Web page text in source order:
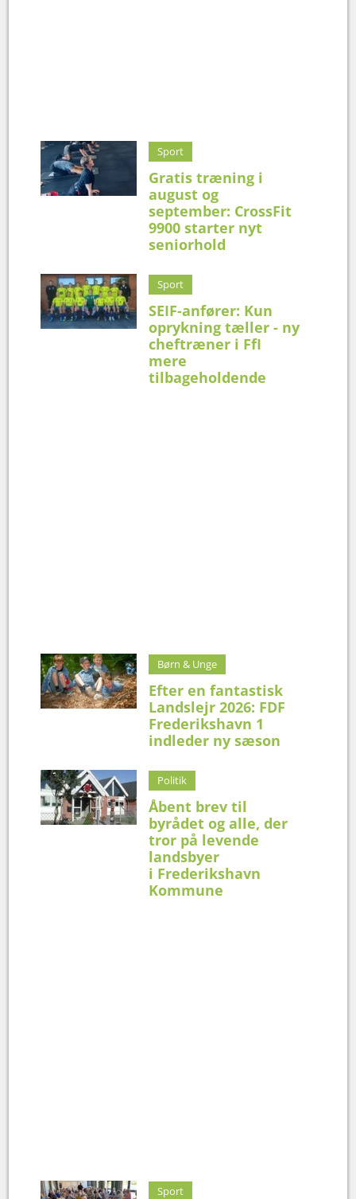
Sport
Gratis træning i
august og
september: CrossFit
9900 starter nyt
seniorhold
Sport
SEIF-anfører: Kun
oprykning tæller - ny
cheftræner i FfI
mere
tilbageholdende
Børn & Unge
Efter en fantastisk
Landslejr 2026: FDF
Frederikshavn 1
indleder ny sæson
Politik
Åbent brev til
byrådet og alle, der
tror på levende
landsbyer
i Frederikshavn
Kommune
Sport